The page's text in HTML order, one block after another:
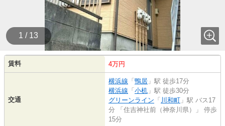
1 / 13
賃料 4万円
交通
横浜線 「 鴨居 」駅 徒歩17分
横浜線 「 小机 」駅 徒歩30分
グリーンライン 「 川和町 」駅 バス17
分 「住吉神社前（神奈川県）」 停歩
15分